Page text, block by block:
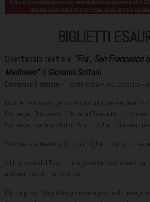
BIGLIETTI
Spettacolo teatrale “Fra’, San Francesco
Medioevo”di Giovanni Scifoni
Domenica 5 ottobre – Teatro Italia – Via Castaldi –
Lo spettacolo è organizzato dalla Diocesi di Acerra
Convegno Diocesano “Per una Chiesa tutta
Convegno sono stati distribuiti i biglietti ai
Si entrerà in teatro solo con il biglietto, i posti a
All’ingresso del Teatro bisognerà far visionare il
e dare il proprio nominativo.
Chi ha preso il biglietto gratuito e per qualche